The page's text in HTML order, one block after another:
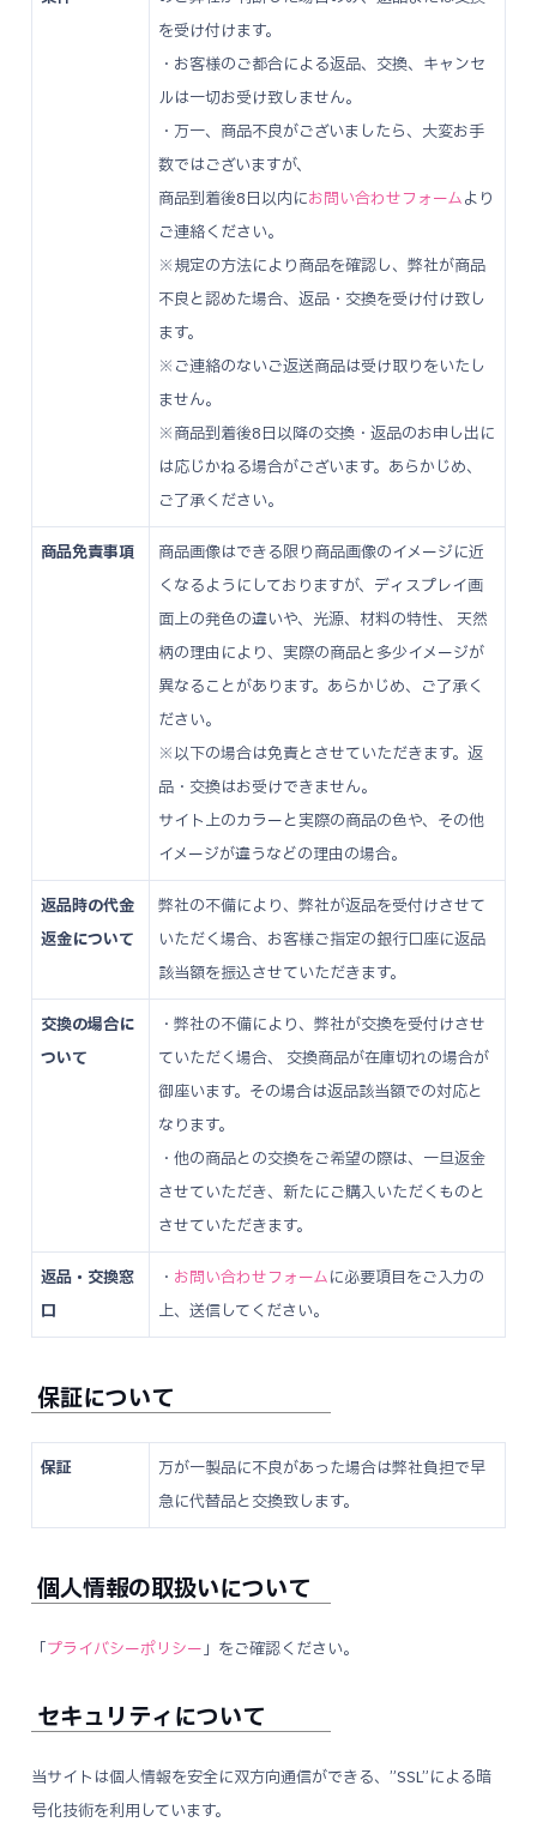
を受け付けます。
・お客様のご都合による返品、交換、キャンセ
ルは一切お受け致しません。
・万一、商品不良がございましたら、大変お手
数ではございますが、
商品到着後8日以内にお問い合わせフォームより
ご連絡ください。
※規定の方法により商品を確認し、弊社が商品
不良と認めた場合、返品・交換を受け付け致し
ます。
※ご連絡のないご返送商品は受け取りをいたし
ません。
※商品到着後8日以降の交換・返品のお申し出に
は応じかねる場合がございます。あらかじめ、
ご了承ください。
商品免責事項
商品画像はできる限り商品画像のイメージに近
くなるようにしておりますが、ディスプレイ画
面上の発色の違いや、光源、材料の特性、 天然
柄の理由により、実際の商品と多少イメージが
異なることがあります。あらかじめ、ご了承く
ださい。
※以下の場合は免責とさせていただきます。返
品・交換はお受けできません。
サイト上のカラーと実際の商品の色や、その他
イメージが違うなどの理由の場合。
返品時の代金
返金について
弊社の不備により、弊社が返品を受付けさせて
いただく場合、お客様ご指定の銀行口座に返品
該当額を振込させていただきます。
交換の場合に
ついて
・弊社の不備により、弊社が交換を受付けさせ
ていただく場合、 交換商品が在庫切れの場合が
御座います。その場合は返品該当額での対応と
なります。
・他の商品との交換をご希望の際は、一旦返金
させていただき、新たにご購入いただくものと
させていただきます。
返品・交換窓
口
・ お問い合わせフォームに必要項目をご入力の
上、送信してください。
保証について
保証
万が一製品に不良があった場合は弊社負担で早
急に代替品と交換致します。
個人情報の取扱いについて
「プライバシーポリシー」をご確認ください。
セキュリティについて
当サイトは個人情報を安全に双方向通信ができる、”SSL”による暗
号化技術を利用しています。